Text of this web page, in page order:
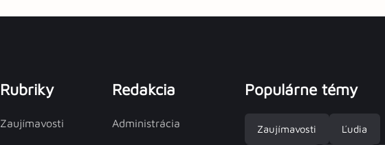
Rubriky
Zaujímavosti
Redakcia
Administrácia
Populárne témy
Zaujímavosti Ľudia